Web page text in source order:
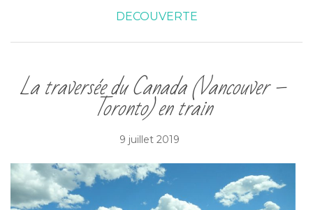
DECOUVERTE
La traversée du Canada (Vancouver –
Toronto) en train
9 juillet 2019